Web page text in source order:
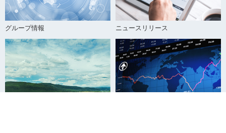
グループ情報 ニュースリリース